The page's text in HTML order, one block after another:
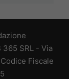
SRL - Via
Fiscale